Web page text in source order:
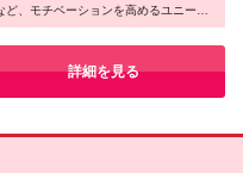
より無期雇用への転換もあり
、モチベーションを高めるユニーク
厚い研修や1on1、人事面談など伴走体
じた柔軟なキャリアチェンジや正社員
って変化を楽しみながら、安心して成
詳細を見る